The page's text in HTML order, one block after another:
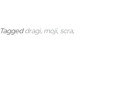
Taggeddragi, moji, scra,